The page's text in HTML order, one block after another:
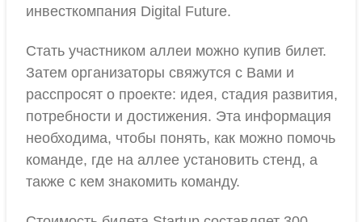
инвесткомпания Digital Future.
Стать участником аллеи можно купив билет.
Затем организаторы свяжутся с Вами и
расспросят о проекте: идея, стадия развития,
потребности и достижения. Эта информация
необходима, чтобы понять, как можно помочь
команде, где на аллее установить стенд, а
также с кем знакомить команду.